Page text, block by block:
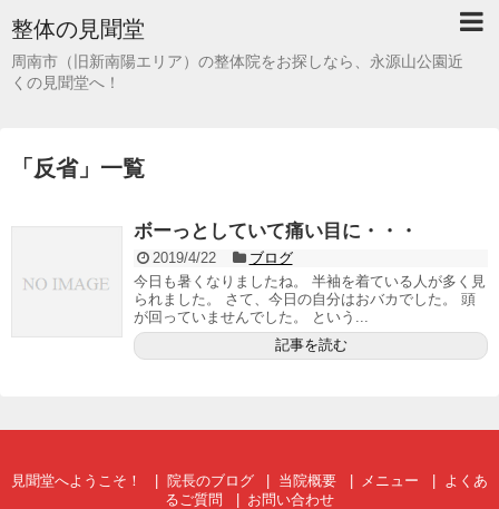
整体の見聞堂
周南市（旧新南陽エリア）の整体院をお探しなら、永源山公園近
くの見聞堂へ！
「 反省」 一覧
ボーっとしていて痛い目に・・・
2019/4/22
ブログ
今日も暑くなりましたね。 半袖を着ている人が多く見
られました。 さて、今日の自分はおバカでした。 頭
が回っていませんでした。 という...
記事を読む
見聞堂へようこそ！ 院長のブログ 当院概要 メニュー
よくあ
るご質問
お問い合わせ